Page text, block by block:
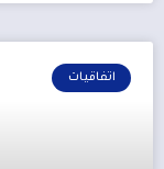
اتفاقيات